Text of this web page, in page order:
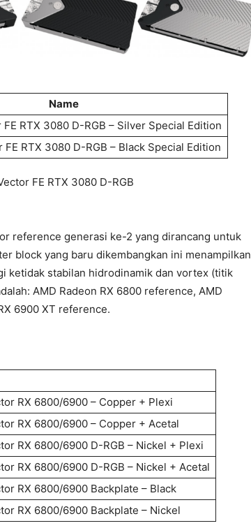
Name
FE RTX 3080 D-RGB – Silver Special Edition
FE RTX 3080 D-RGB – Black Special Edition
FE RTX 3080 D-RGB
reference generasi ke-2 yang dirancang untuk
block yang baru dikembangkan ini menampilkan
ketidak stabilan hidrodinamik dan vortex (titik
AMD Radeon RX 6800 reference, AMD
6900 XT reference.
RX 6800/6900 – Copper + Plexi
RX 6800/6900 – Copper + Acetal
RX 6800/6900 D-RGB – Nickel + Plexi
RX 6800/6900 D-RGB – Nickel + Acetal
RX 6800/6900 Backplate – Black
RX 6800/6900 Backplate – Nickel